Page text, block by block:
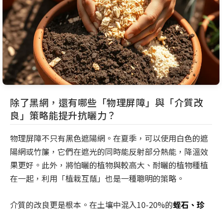
除了黑網，還有哪些「物理屏障」與「介質改
良」策略能提升抗曬力？
物理屏障不只有黑色遮陽網。在夏季，可以使用白色的遮
陽網或竹簾，它們在遮光的同時能反射部分熱能，降溫效
果更好。此外，將怕曬的植物與較高大、耐曬的植物種植
在一起，利用「植栽互蔭」也是一種聰明的策略。
介質的改良更是根本。在土壤中混入10-20%的蛭石、珍